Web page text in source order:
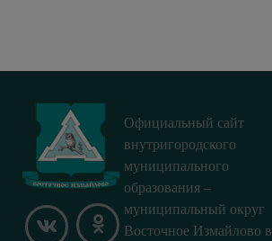
Официальный сайт
внутригородского
муниципального
образования –
муниципальный округ
Восточное Измайлово в